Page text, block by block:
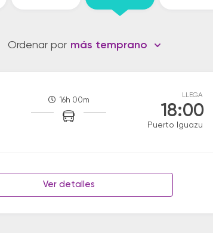
Ordenar por más temprano
16h 00m
LLEGA
18:00
Puerto Iguazu
Ver detalles